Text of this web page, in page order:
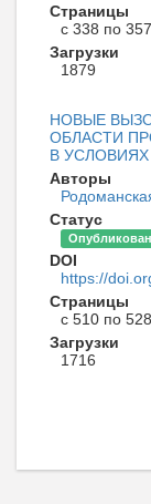
Страницы
с 338 по 357
Загрузки
1879
НОВЫЕ
ОБЛАСТИ
В
Авторы
Статус
Опубликован
DOI
https://
Страницы
с 510 по 528
Загрузки
1716